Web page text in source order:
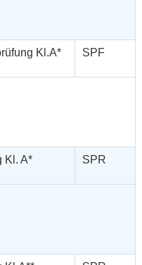
Kl.A* SPF
Kl. A* SPR